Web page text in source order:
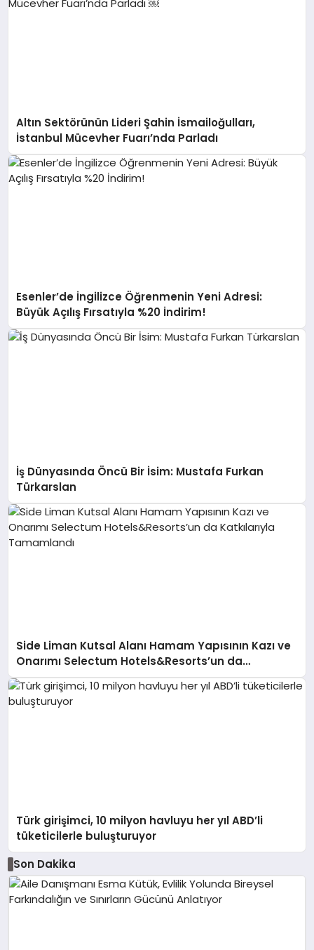
Altın Sektörünün Lideri Şahin İsmailoğulları,
İstanbul Mücevher Fuarı’nda Parladı ￼
Esenler’de İngilizce Öğrenmenin Yeni Adresi:
Büyük Açılış Fırsatıyla %20 İndirim!
İş Dünyasında Öncü Bir İsim: Mustafa Furkan
Türkarslan
Side Liman Kutsal Alanı Hamam Yapısının Kazı ve
Onarımı Selectum Hotels&Resorts’un da
Katkılarıyla Tamamlandı
Türk girişimci, 10 milyon havluyu her yıl ABD’li
tüketicilerle buluşturuyor
Son Dakika